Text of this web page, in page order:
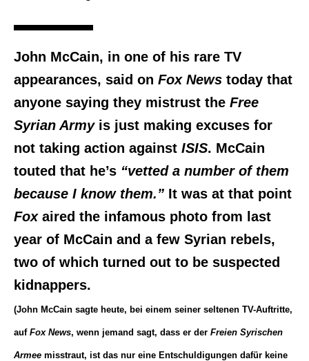
John McCain, in one of his rare TV
appearances, said on Fox News today that
anyone saying they mistrust the Free
Syrian Armyis just making excuses for
not taking action against ISIS. McCain
touted that he’s “vetted a number of them
because I know them.” It was at that point
Foxaired the infamous photo from last
year of McCain and a few Syrian rebels,
two of which turned out to be suspected
kidnappers.
(John McCain sagte heute, bei einem seiner seltenen TV-Auftritte,
auf Fox News, wenn jemand sagt, dass er der Freien Syrischen
Armee misstraut, ist das nur eine Entschuldigungen dafür keine